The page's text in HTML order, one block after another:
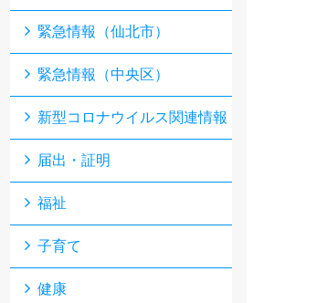
緊急情報（仙北市）
緊急情報（中央区）
新型コロナウイルス関連情報
届出・証明
福祉
子育て
健康